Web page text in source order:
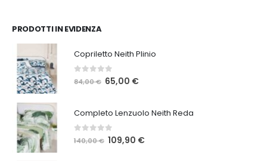
PRODOTTI IN EVIDENZA
Copriletto Neith Plinio
0 Su 5
84,00€ Il
era:
84,00 €.
65,00 €Il
è:
Completo Lenzuolo Neith Reda
140,00€ Il109,90 €Il